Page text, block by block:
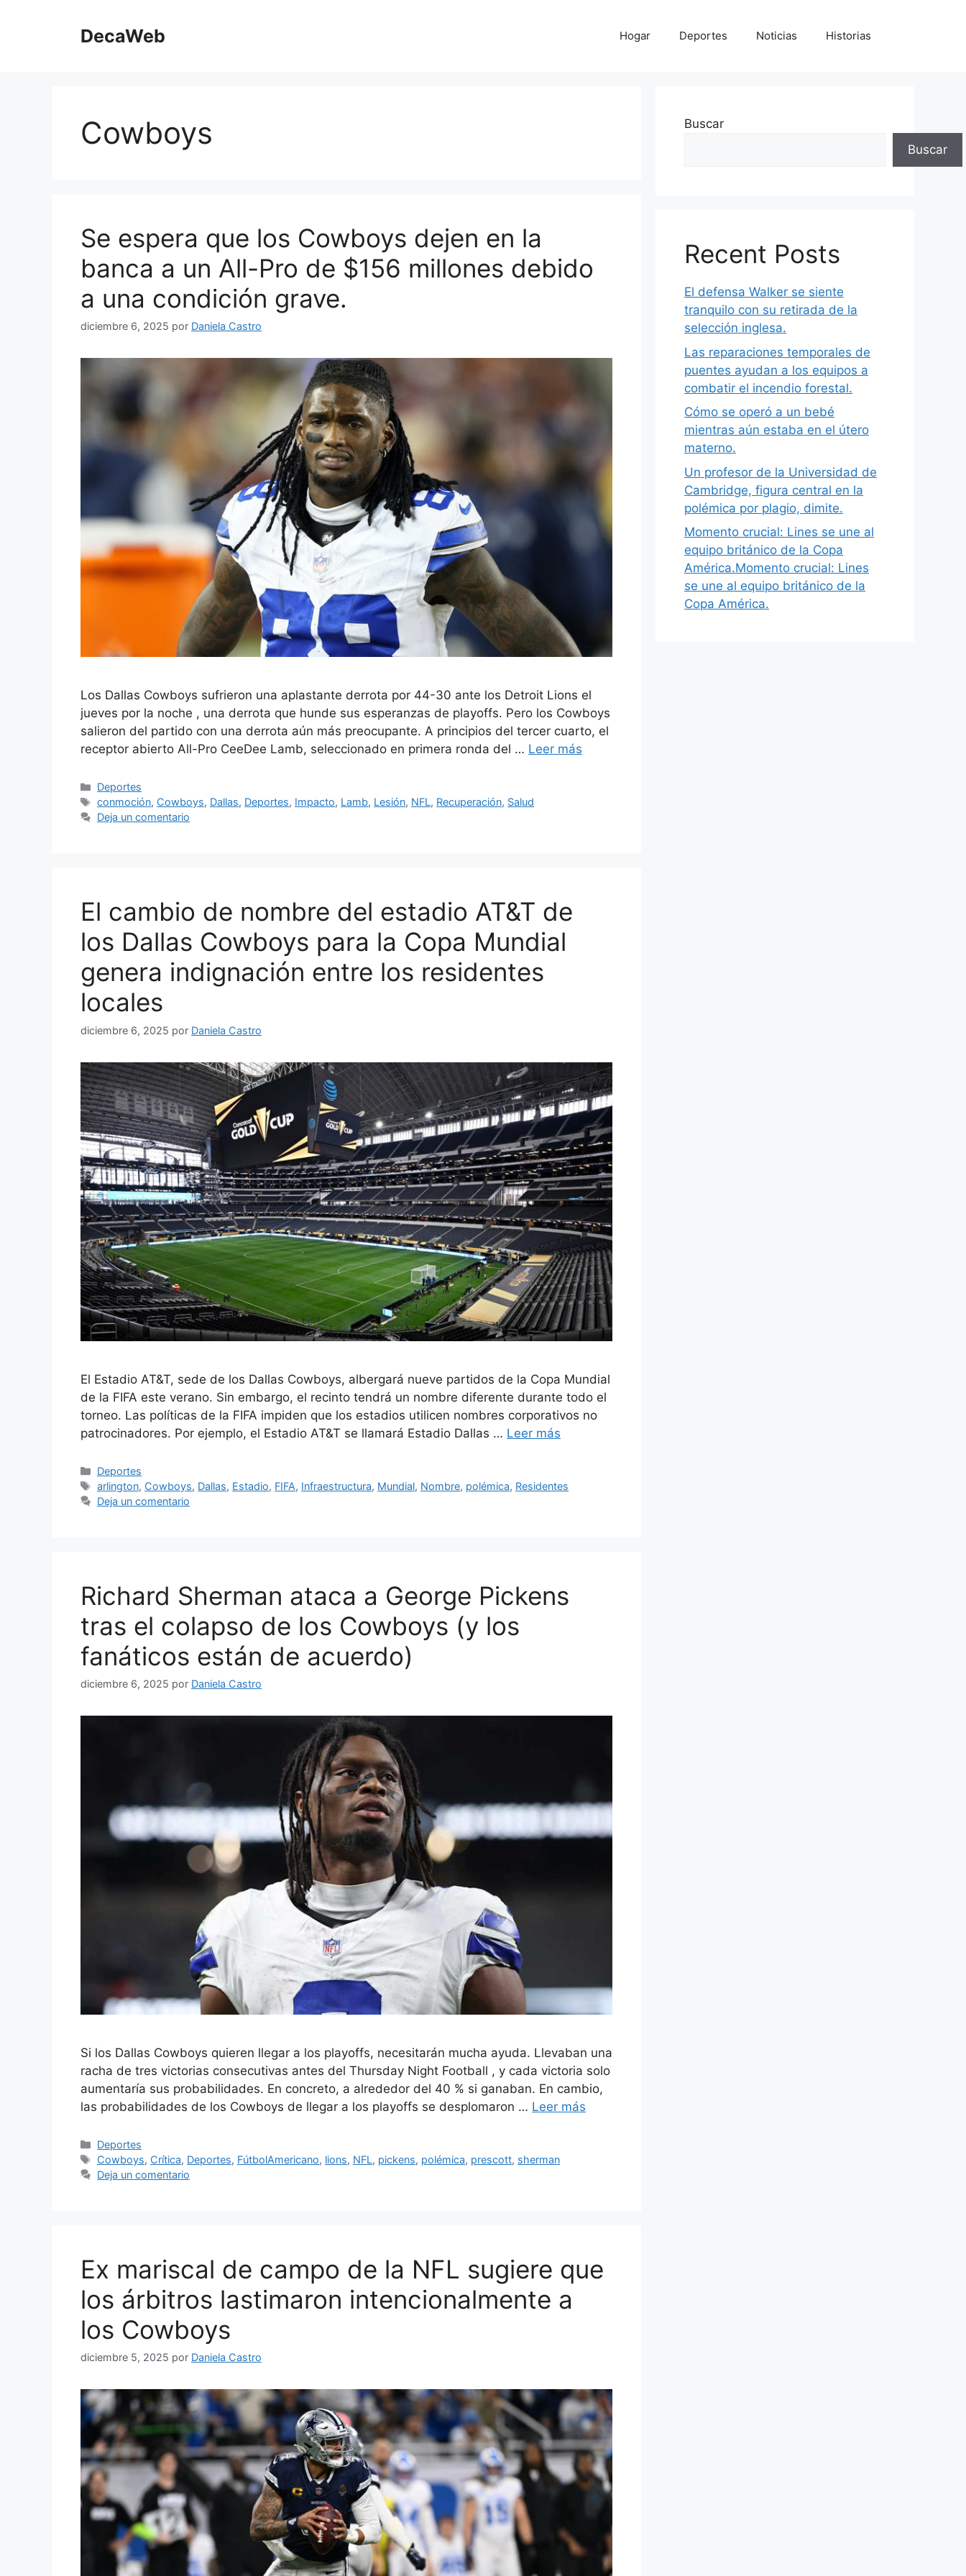
DecaWeb Hogar Deportes Noticias Historias
Cowboys
Se espera que los Cowboys dejen en la
banca a un All-Pro de $156 millones debido
a una condición grave.
diciembre 6, 2025 por Daniela Castro
Los Dallas Cowboys sufrieron una aplastante derrota por 44-30 ante los Detroit Lions el
jueves por la noche , una derrota que hunde sus esperanzas de playoffs. Pero los Cowboys
salieron del partido con una derrota aún más preocupante. A principios del tercer cuarto, el
receptor abierto All-Pro CeeDee Lamb, seleccionado en primera ronda del … Leer más
Categorías
Deportes
Etiquetas
conmoción, Cowboys, Dallas, Deportes, Impacto, Lamb, Lesión, NFL, Recuperación, Salud
Deja un comentario
El cambio de nombre del estadio AT&T de
los Dallas Cowboys para la Copa Mundial
genera indignación entre los residentes
locales
diciembre 6, 2025 por Daniela Castro
El Estadio AT&T, sede de los Dallas Cowboys, albergará nueve partidos de la Copa Mundial
de la FIFA este verano. Sin embargo, el recinto tendrá un nombre diferente durante todo el
torneo. Las políticas de la FIFA impiden que los estadios utilicen nombres corporativos no
patrocinadores. Por ejemplo, el Estadio AT&T se llamará Estadio Dallas … Leer más
Categorías
Deportes
Etiquetas
arlington, Cowboys, Dallas, Estadio, FIFA, Infraestructura, Mundial, Nombre, polémica, Residentes
Deja un comentario
Richard Sherman ataca a George Pickens
tras el colapso de los Cowboys (y los
fanáticos están de acuerdo)
diciembre 6, 2025 por Daniela Castro
Si los Dallas Cowboys quieren llegar a los playoffs, necesitarán mucha ayuda. Llevaban una
racha de tres victorias consecutivas antes del Thursday Night Football , y cada victoria solo
aumentaría sus probabilidades. En concreto, a alrededor del 40 % si ganaban. En cambio,
las probabilidades de los Cowboys de llegar a los playoffs se desplomaron … Leer más
Categorías
Deportes
Etiquetas
Cowboys, Crítica, Deportes, FútbolAmericano, lions, NFL, pickens, polémica, prescott, sherman
Deja un comentario
Ex mariscal de campo de la NFL sugiere que
los árbitros lastimaron intencionalmente a
los Cowboys
diciembre 5, 2025 por Daniela Castro
Buscar
Buscar
Recent Posts
El defensa Walker se siente
tranquilo con su retirada de la
selección inglesa.
Las reparaciones temporales de
puentes ayudan a los equipos a
combatir el incendio forestal.
Cómo se operó a un bebé
mientras aún estaba en el útero
materno.
Un profesor de la Universidad de
Cambridge, figura central en la
polémica por plagio, dimite.
Momento crucial: Lines se une al
equipo británico de la Copa
América.Momento crucial: Lines
se une al equipo británico de la
Copa América.